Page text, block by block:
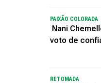
PAIXÃO COLORADA
Nani
voto de
RETOMADA